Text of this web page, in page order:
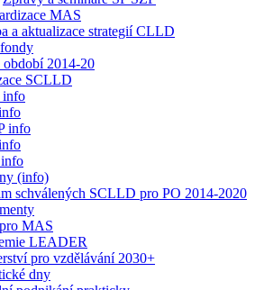
MAS
a aktualizace strategií CLLD
období 2014-20
SCLLD
info
info
(info)
schválených SCLLD pro PO 2014-2020
MAS
LEADER
pro vzdělávání 2030+
dny